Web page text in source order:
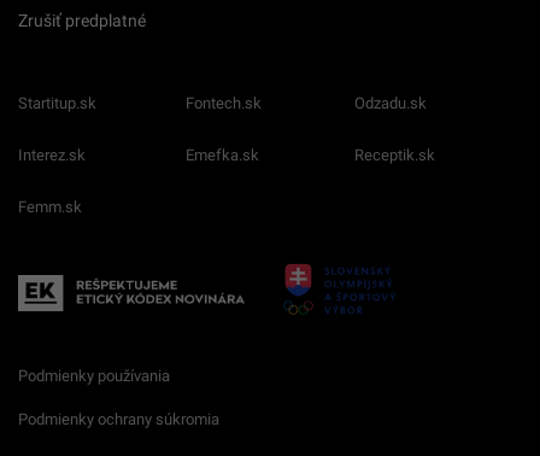
Zrušiť predplatné
Startitup.sk Fontech.sk Odzadu.sk
Interez.sk Emefka.sk Receptik.sk
Femm.sk
Podmienky používania
Podmienky ochrany súkromia